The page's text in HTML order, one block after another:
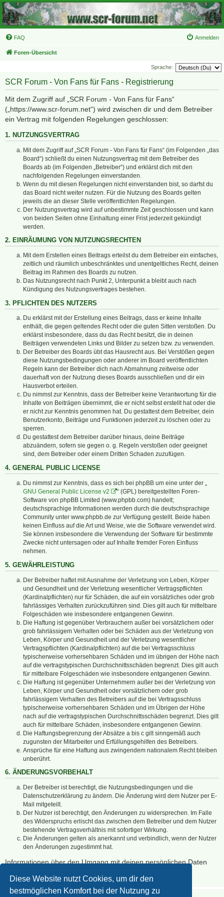
Diese Website nutzt Cookies, um dir den
bestmöglichen Komfort bei der Nutzung zu
FAQ Anmelden
Foren-Übersicht
Sprache:
SCR Forum - Von Fans für Fans - Registrierung
Mit dem Zugriff auf „SCR Forum - Von Fans für Fans“
(„https://www.scr-forum.net“) wird zwischen dir und dem Betreiber
ein Vertrag mit folgenden Regelungen geschlossen:
1. NUTZUNGSVERTRAG
Mit dem Zugriff auf „SCR Forum - Von Fans für Fans“ (im Folgenden „das
Board“) schließt du einen Nutzungsvertrag mit dem Betreiber des
Boards ab (im Folgenden „Betreiber“) und erklärst dich mit den
nachfolgenden Regelungen einverstanden.
Wenn du mit diesen Regelungen nicht einverstanden bist, so darfst du
das Board nicht weiter nutzen. Für die Nutzung des Boards gelten
jeweils die an dieser Stelle veröffentlichten Regelungen.
Der Nutzungsvertrag wird auf unbestimmte Zeit geschlossen und kann
von beiden Seiten ohne Einhaltung einer Frist jederzeit gekündigt
werden.
2. EINRÄUMUNG VON NUTZUNGSRECHTEN
Mit dem Erstellen eines Beitrags erteilst du dem Betreiber ein einfaches,
zeitlich und räumlich unbeschränktes und unentgeltliches Recht, deinen
Beitrag im Rahmen des Boards zu nutzen.
Das Nutzungsrecht nach Punkt 2, Unterpunkt a bleibt auch nach
Kündigung des Nutzungsvertrages bestehen.
3. PFLICHTEN DES NUTZERS
Du erklärst mit der Erstellung eines Beitrags, dass er keine Inhalte
enthält, die gegen geltendes Recht oder die guten Sitten verstoßen. Du
erklärst insbesondere, dass du das Recht besitzt, die in deinen
Beiträgen verwendeten Links und Bilder zu setzen bzw. zu verwenden.
Der Betreiber des Boards übt das Hausrecht aus. Bei Verstößen gegen
diese Nutzungsbedingungen oder anderer im Board veröffentlichten
Regeln kann der Betreiber dich nach Abmahnung zeitweise oder
dauerhaft von der Nutzung dieses Boards ausschließen und dir ein
Hausverbot erteilen.
Du nimmst zur Kenntnis, dass der Betreiber keine Verantwortung für die
Inhalte von Beiträgen übernimmt, die er nicht selbst erstellt hat oder die
er nicht zur Kenntnis genommen hat. Du gestattest dem Betreiber, dein
Benutzerkonto, Beiträge und Funktionen jederzeit zu löschen oder zu
sperren.
Du gestattest dem Betreiber darüber hinaus, deine Beiträge
abzuändern, sofern sie gegen o. g. Regeln verstoßen oder geeignet
sind, dem Betreiber oder einem Dritten Schaden zuzufügen.
4. GENERAL PUBLIC LICENSE
Du nimmst zur Kenntnis, dass es sich bei phpBB um eine unter der „
GNU General Public License v2
“ (GPL) bereitgestellten Foren-
Software von phpBB Limited (www.phpbb.com) handelt;
deutschsprachige Informationen werden durch die deutschsprachige
Community unter www.phpbb.de zur Verfügung gestellt. Beide haben
keinen Einfluss auf die Art und Weise, wie die Software verwendet wird.
Sie können insbesondere die Verwendung der Software für bestimmte
Zwecke nicht untersagen oder auf Inhalte fremder Foren Einfluss
nehmen.
5. GEWÄHRLEISTUNG
Der Betreiber haftet mit Ausnahme der Verletzung von Leben, Körper
und Gesundheit und der Verletzung wesentlicher Vertragspflichten
(Kardinalpflichten) nur für Schäden, die auf ein vorsätzliches oder grob
fahrlässiges Verhalten zurückzuführen sind. Dies gilt auch für mittelbare
Folgeschäden wie insbesondere entgangenen Gewinn.
Die Haftung ist gegenüber Verbrauchern außer bei vorsätzlichem oder
grob fahrlässigem Verhalten oder bei Schäden aus der Verletzung von
Leben, Körper und Gesundheit und der Verletzung wesentlicher
Vertragspflichten (Kardinalpflichten) auf die bei Vertragsschluss
typischerweise vorhersehbaren Schäden und im übrigen der Höhe nach
auf die vertragstypischen Durchschnittsschäden begrenzt. Dies gilt auch
für mittelbare Folgeschäden wie insbesondere entgangenen Gewinn.
Die Haftung ist gegenüber Unternehmern außer bei der Verletzung von
Leben, Körper und Gesundheit oder vorsätzlichem oder grob
fahrlässigem Verhalten des Betreibers auf die bei Vertragsschluss
typischerweise vorhersehbaren Schäden und im Übrigen der Höhe
nach auf die vertragstypischen Durchschnittsschäden begrenzt. Dies gilt
auch für mittelbare Schäden, insbesondere entgangenen Gewinn.
Die Haftungsbegrenzung der Absätze a bis c gilt sinngemäß auch
zugunsten der Mitarbeiter und Erfüllungsgehilfen des Betreibers.
Ansprüche für eine Haftung aus zwingendem nationalem Recht bleiben
unberührt.
6. ÄNDERUNGSVORBEHALT
Der Betreiber ist berechtigt, die Nutzungsbedingungen und die
Datenschutzerklärung zu ändern. Die Änderung wird dem Nutzer per E-
Mail mitgeteilt.
Der Nutzer ist berechtigt, den Änderungen zu widersprechen. Im Falle
des Widerspruchs erlischt das zwischen dem Betreiber und dem Nutzer
bestehende Vertragsverhältnis mit sofortiger Wirkung.
Die Änderungen gelten als anerkannt und verbindlich, wenn der Nutzer
den Änderungen zugestimmt hat.
Informationen über den Umgang mit deinen persönlichen Daten